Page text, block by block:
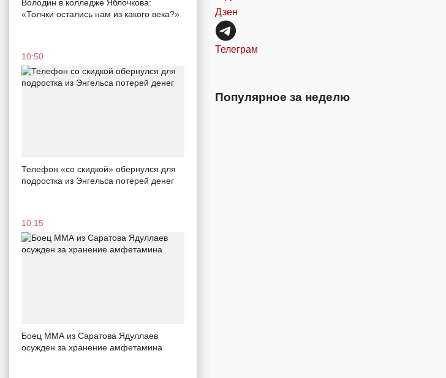
Володин в колледже Яблочкова:
«Толчки остались нам из какого века?»
10:50
Телефон «со скидкой» обернулся для
подростка из Энгельса потерей денег
10:15
Боец ММА из Саратова Ядуллаев
осужден за хранение амфетамина
Дзен
Телеграм
Популярное за неделю